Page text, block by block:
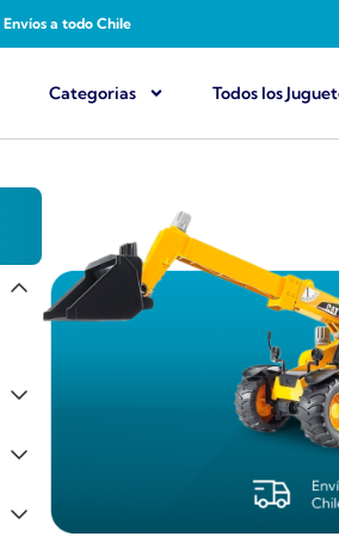
Envíos a todo Chile
Categorias Todos los